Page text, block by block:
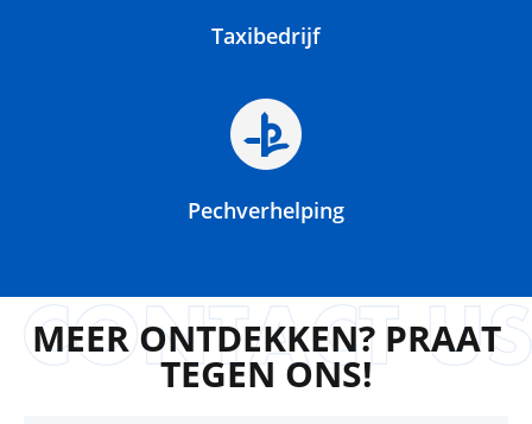
Taxibedrijf
Pechverhelping
MEER ONTDEKKEN? PRAAT
TEGEN ONS!